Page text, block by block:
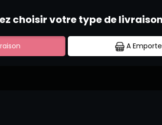
TEMAKI